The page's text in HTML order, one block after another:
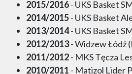
2015/2016- UKS Basket
2014/2015- UKS Basket
2013/2014- UKS Basket
2012/2013- Widzew Łódź
2011/2012- MKS Tęcza
2010/2011 - Matizol Lider